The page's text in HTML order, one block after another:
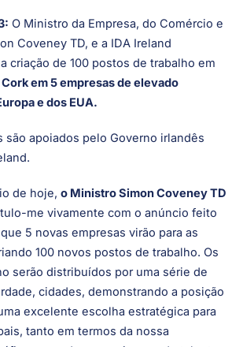
O Ministro da Empresa, do Comércio e
criação de 100 postos de trabalho em
em 5 empresas de elevado
e dos EUA.
são apoiados pelo Governo irlandês
de hoje,o Ministro Simon Coveney TD
me vivamente com o anúncio feito
5 novas empresas virão para as
100 novos postos de trabalho. Os